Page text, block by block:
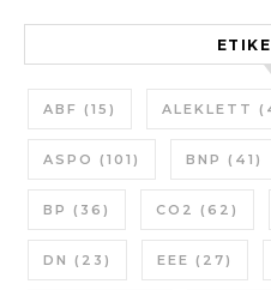
ABF (15) ALEKLETT
ASPO (101) BNP (41)
BP (36) CO2 (62)
DN (23) EEE (27)